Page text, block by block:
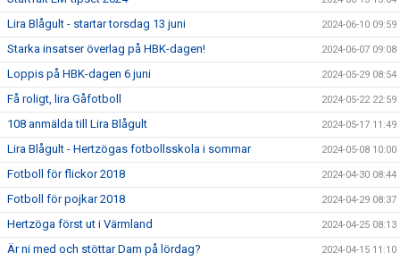
Lira Blågult - startar torsdag 13 juni 2024-06-10 09:59
Starka insatser överlag på HBK-dagen! 2024-06-07 09:08
Loppis på HBK-dagen 6 juni 2024-05-29 08:54
Få roligt, lira Gåfotboll 2024-05-22 22:59
108 anmälda till Lira Blågult 2024-05-17 11:49
Lira Blågult - Hertzögas fotbollsskola i sommar 2024-05-08 10:00
Fotboll för flickor 2018 2024-04-30 08:44
Fotboll för pojkar 2018 2024-04-29 08:37
Hertzöga först ut i Värmland 2024-04-25 08:13
Är ni med och stöttar Dam på lördag? 2024-04-15 11:10